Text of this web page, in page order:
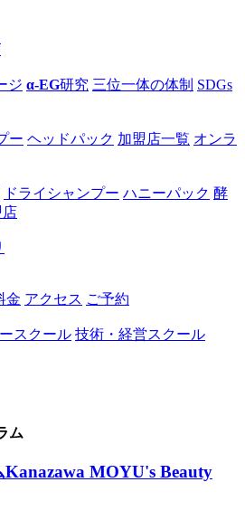
ジ α-EG研究 三位一体の体制 SDGs
ー ヘッドパック 加盟店一覧 オンラ
ドライシャンプー ハニーパック 酵
店
金 アクセス ご予約
スクール 技術・経営スクール
ム
Kanazawa MOYU's Beauty